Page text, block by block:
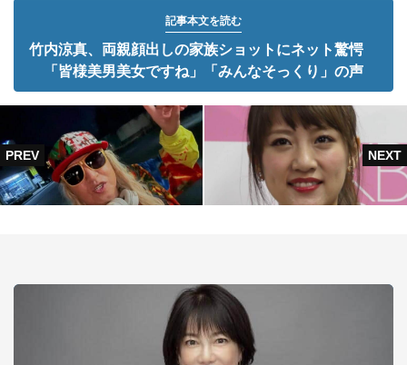
記事本文を読む
竹内涼真、両親顔出しの家族ショットにネット驚愕
「皆様美男美女ですね」「みんなそっくり」の声